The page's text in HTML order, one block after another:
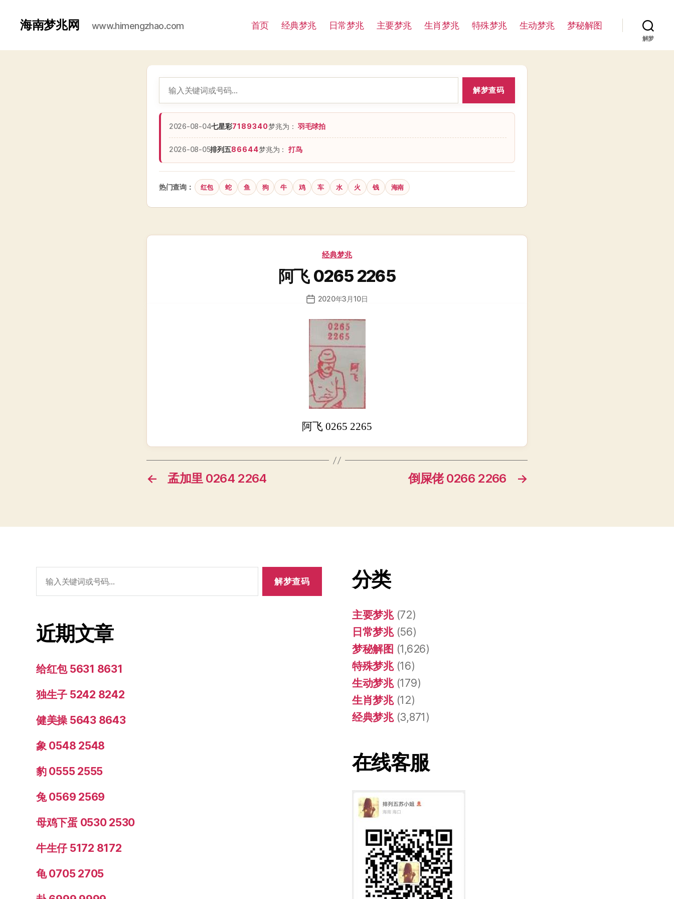
海南梦兆网 www.himengzhao.com 首页 经典梦兆 日常梦兆 主要梦兆 生肖梦兆 特殊梦兆 生动梦兆 梦秘解图
解梦
解梦查码
2026-08-04七星彩7189340梦兆为：羽毛球拍
2026-08-05排列五86644梦兆为： 打鸟
热门查询： 红包 蛇 鱼 狗 牛 鸡 车 水 火 钱 海南
分
经典梦兆
阿飞 0265 2265
发
日
2020年3月10日
阿飞 0265 2265
← 孟加里 0264 2264 →
倒屎佬 0266 2266
索：
近期文章
给红包 5631 8631
独生子 5242 8242
健美操 5643 8643
象 0548 2548
豹 0555 2555
兔 0569 2569
母鸡下蛋 0530 2530
牛生仔 5172 8172
龟 0705 2705
分类
主要梦兆(72)
日常梦兆(56)
梦秘解图 (1,626)
特殊梦兆(16)
生动梦兆(179)
生肖梦兆(12)
经典梦兆(3,871)
在线客服